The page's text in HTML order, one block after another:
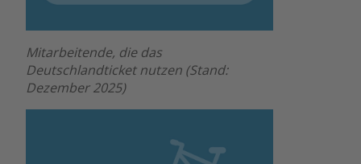
Mitarbeitende, die das
Deutschlandticket nutzen (Stand:
Dezember 2025)